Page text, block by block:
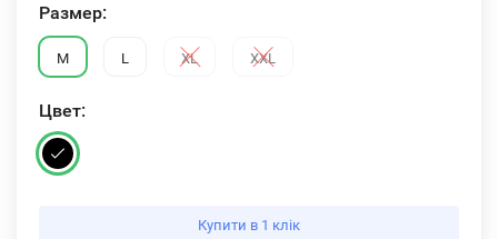
Размер:
M L XL XXL
Цвет:
Купити в 1 клік